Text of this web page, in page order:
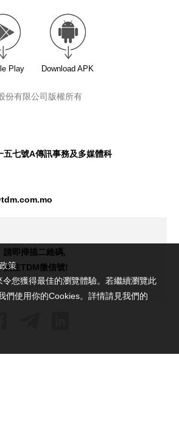
Play Download APK
份有限公司版權所有
五七號A傳訊事務及多媒體科
請即掃描二維碼,
關注TDM微信號!
策
您獲得最佳的瀏覽體驗。若繼續瀏覽此
們使用你的Cookies。詳情請見我們的